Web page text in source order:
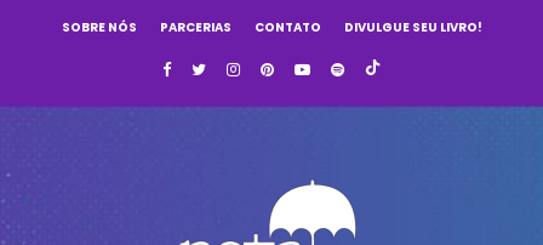
SOBRE NÓS PARCERIAS CONTATO DIVULGUE SEU LIVRO!